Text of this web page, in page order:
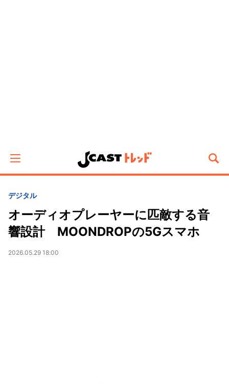
デジタル
オーディオプレーヤーに匹敵する音
響設計 MOONDROPの5Gスマホ
2026.05.29 18:00